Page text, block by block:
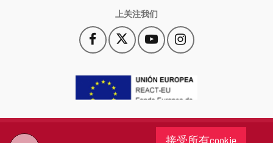
接受所有cookie
上关注我们
Facebook
此
链
会
打
一
此
链
一
YouTube
此
链
会
打
一
个
Instagram
此
链
会
一
个